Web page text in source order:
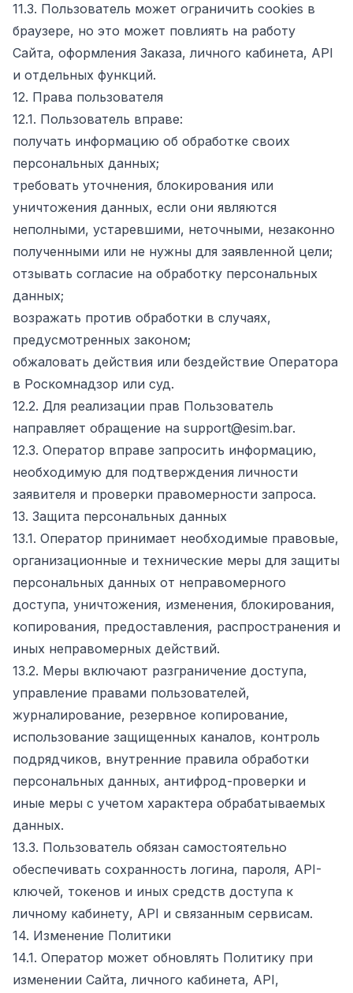
11.3. Пользователь может ограничить cookies в
браузере, но это может повлиять на работу
Сайта, оформления Заказа, личного кабинета, API
и отдельных функций.
12. Права пользователя
12.1. Пользователь вправе:
получать информацию об обработке своих
персональных данных;
требовать уточнения, блокирования или
уничтожения данных, если они являются
неполными, устаревшими, неточными, незаконно
полученными или не нужны для заявленной цели;
отзывать согласие на обработку персональных
данных;
возражать против обработки в случаях,
предусмотренных законом;
обжаловать действия или бездействие Оператора
в Роскомнадзор или суд.
12.2. Для реализации прав Пользователь
направляет обращение на support@esim.bar.
12.3. Оператор вправе запросить информацию,
необходимую для подтверждения личности
заявителя и проверки правомерности запроса.
13. Защита персональных данных
13.1. Оператор принимает необходимые правовые,
организационные и технические меры для защиты
персональных данных от неправомерного
доступа, уничтожения, изменения, блокирования,
копирования, предоставления, распространения и
иных неправомерных действий.
13.2. Меры включают разграничение доступа,
управление правами пользователей,
журналирование, резервное копирование,
использование защищенных каналов, контроль
подрядчиков, внутренние правила обработки
персональных данных, антифрод-проверки и
иные меры с учетом характера обрабатываемых
данных.
13.3. Пользователь обязан самостоятельно
обеспечивать сохранность логина, пароля, API-
ключей, токенов и иных средств доступа к
личному кабинету, API и связанным сервисам.
14. Изменение Политики
14.1. Оператор может обновлять Политику при
изменении Сайта, личного кабинета, API,